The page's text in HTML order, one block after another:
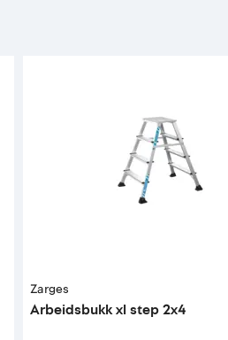
Zarges
Arbeidsbukk xl step 2x4